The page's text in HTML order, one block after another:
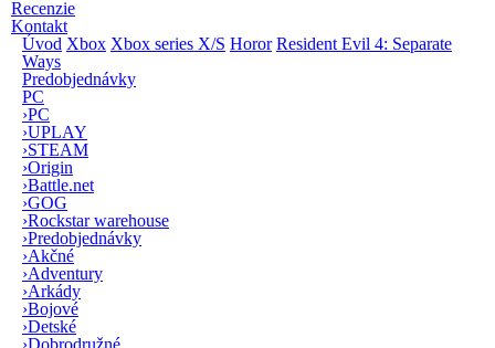
Recenzie
Kontakt
Úvod Xbox Xbox series X/S Horor Resident Evil 4: Separate
Ways
Predobjednávky
PC
›PC
›UPLAY
›STEAM
›Origin
›Battle.net
›GOG
›Rockstar warehouse
›Predobjednávky
›Akčné
›Adventury
›Arkády
›Bojové
›Detské
›Dobrodružné